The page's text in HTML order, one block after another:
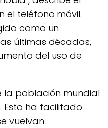
el teléfono móvil.
como un
últimas décadas,
del uso de
la población mundial
Esto ha facilitado
vuelvan